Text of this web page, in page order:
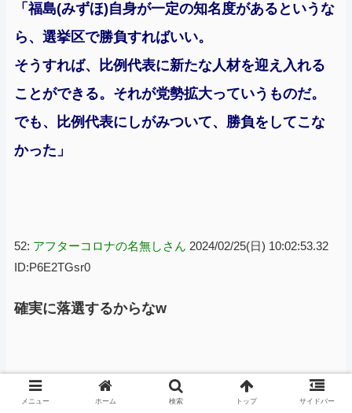
「福島(みずほ)自身が一定の知名度があるというな
ら、選挙区で勝負すればいい。
そうすれば、比例代表に新たな人材を迎え入れる
ことができる。それが党勢拡大っていうものだ。
でも、比例代表にしがみついて、勝負をしてこな
かった」
52: アフターコロナの名無しさん 2024/02/25(日) 10:02:53.32
ID:P6E2TGsr0
確実に落選するからなw
70:アフターコロナの名無しさん 2024/02/25(日) 10:16:53.57
メニュー ホーム 検索 トップ サイドバー